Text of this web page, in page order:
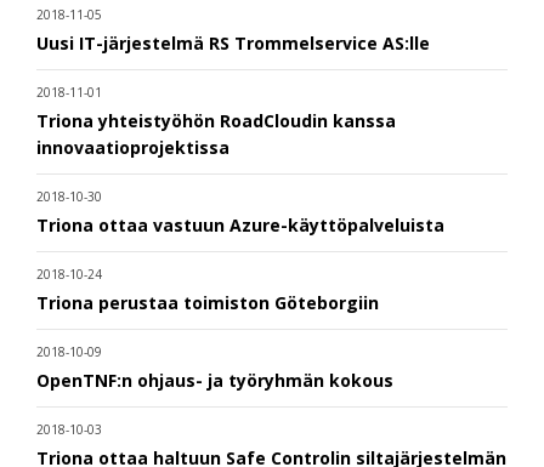
2018-11-05
Uusi IT-järjestelmä RS Trommelservice AS:lle
2018-11-01
Triona yhteistyöhön RoadCloudin kanssa
innovaatioprojektissa
2018-10-30
Triona ottaa vastuun Azure-käyttöpalveluista
2018-10-24
Triona perustaa toimiston Göteborgiin
2018-10-09
OpenTNF:n ohjaus- ja työryhmän kokous
2018-10-03
Triona ottaa haltuun Safe Controlin siltajärjestelmän